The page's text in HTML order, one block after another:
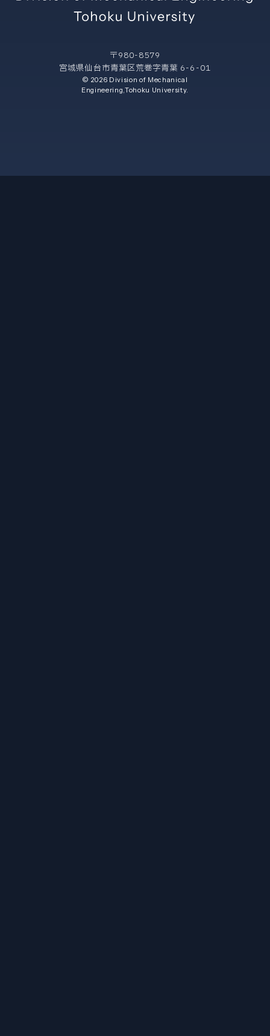
〒980-8579
宮城県仙台市青葉区荒巻字青葉 6-6-01
© 2026 Division of Mechanical
Engineering,Tohoku University.